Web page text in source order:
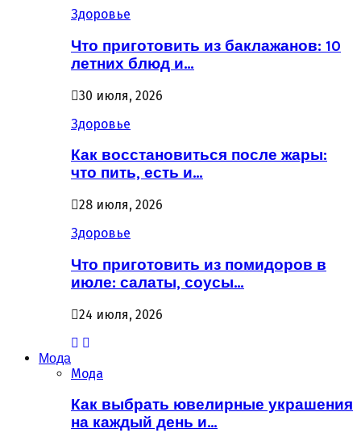
Здоровье
Что приготовить из баклажанов: 10
летних блюд и…
30 июля, 2026
Здоровье
Как восстановиться после жары:
что пить, есть и…
28 июля, 2026
Здоровье
Что приготовить из помидоров в
июле: салаты, соусы…
24 июля, 2026
Мода
Мода
Как выбрать ювелирные украшения
на каждый день и…